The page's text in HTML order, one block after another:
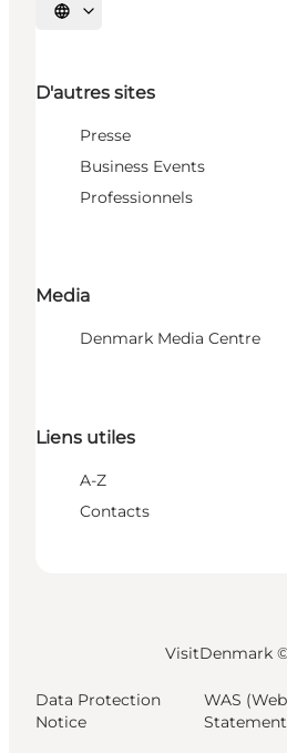
Choisissez la langue
D'autres sites
Presse
Business Events
Professionnels
Media
Denmark Media Centre
Liens utiles
A-Z
Contacts
VisitDenmark
Data Protection
Notice
WAS